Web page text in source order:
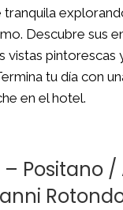
tranquila
Descubre sus
vistas pintorescas
tu día con
en el hotel.
– Positano